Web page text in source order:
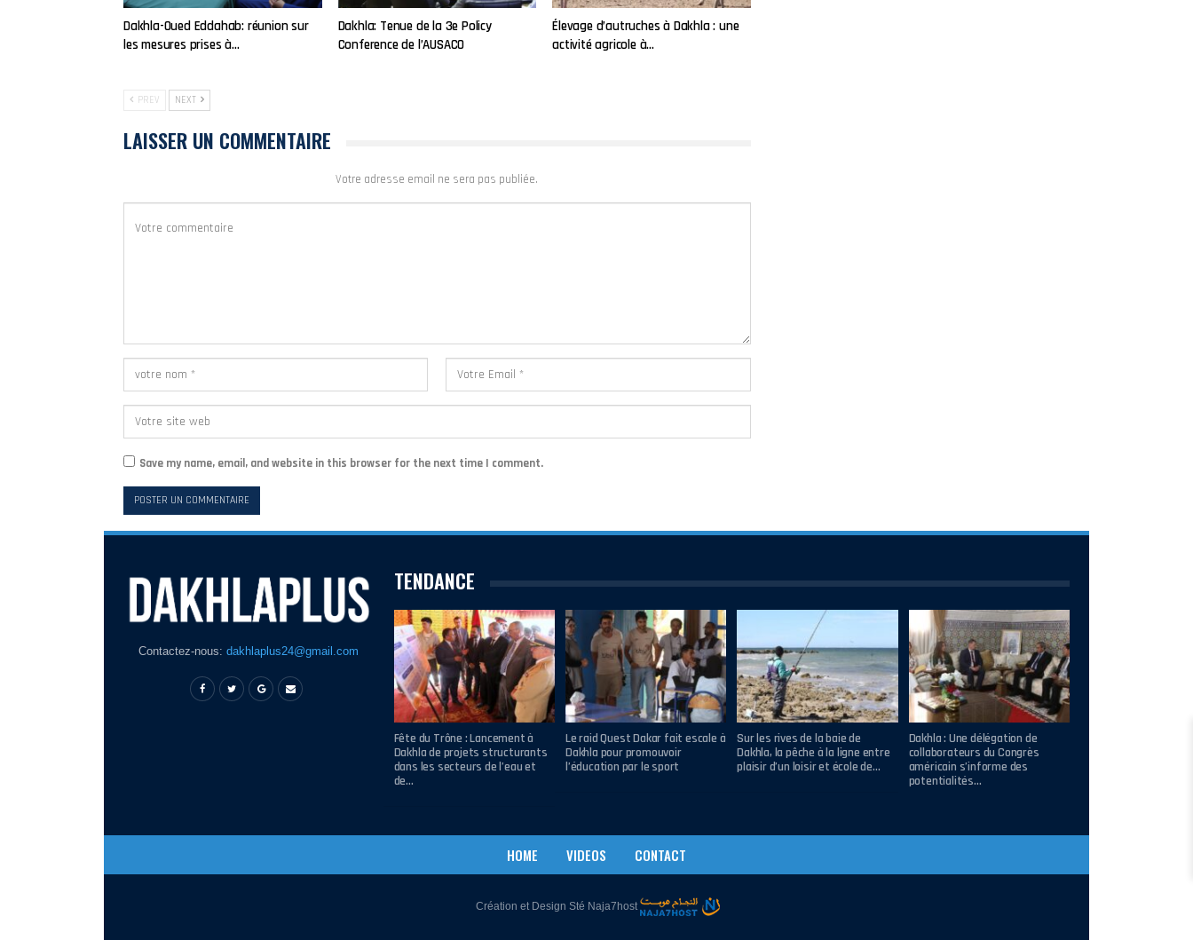
Dakhla-Oued Eddahab: réunion sur
les mesures prises à…
Dakhla: Tenue de la 3e Policy
Conference de l’AUSACO
Élevage d’autruches à Dakhla : une
activité agricole à…
PREV NEXT
LAISSER UN COMMENTAIRE
Votre adresse email ne sera pas publiée.
Save my name, email, and website in this browser for the next time I comment.
Contactez-nous:dakhlaplus24@gmail.com
TENDANCE
Fête du Trône : Lancement à
Dakhla de projets structurants
dans les secteurs de l’eau et
de…
Le raid Quest Dakar fait escale à
Dakhla pour promouvoir
l’éducation par le sport
Sur les rives de la baie de
Dakhla, la pêche à la ligne entre
plaisir d’un loisir et école de…
Dakhla : Une délégation de
collaborateurs du Congrès
américain s’informe des
potentialités…
HOME VIDEOS CONTACT
Création et Design Sté Naja7host